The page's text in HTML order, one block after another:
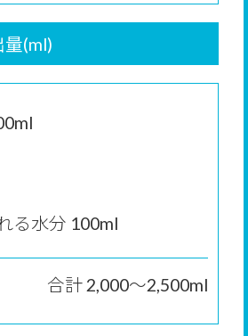
(ml)
る水分 100ml
合計 2,000～2,500ml